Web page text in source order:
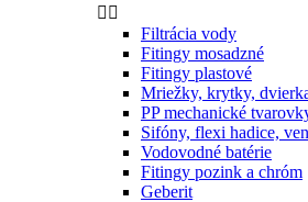
 
Filtrácia vody
Fitingy mosadzné
Fitingy plastové
Mriežky, krytky,
PP mechanické
Sifóny, flexi hadice,
Vodovodné batérie
Fitingy pozink a chróm
Geberit